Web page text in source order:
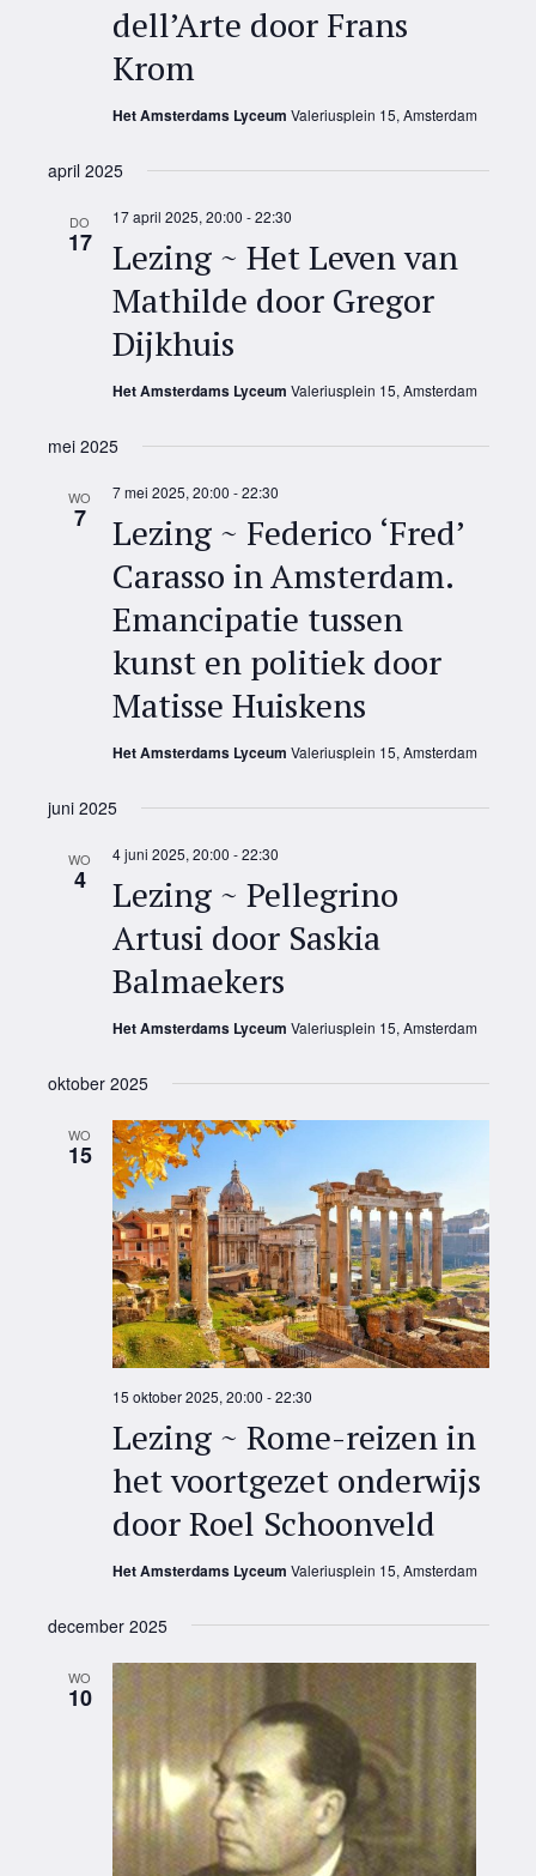
dell’Arte door Frans
Krom
Het Amsterdams Lyceum Valeriusplein 15, Amsterdam
april 2025
DO
17
17 april 2025, 20:00 -22:30
Lezing ~ Het Leven van
Mathilde door Gregor
Dijkhuis
Het Amsterdams Lyceum Valeriusplein 15, Amsterdam
mei 2025
WO
7
7 mei 2025, 20:00 -22:30
Lezing ~ Federico ‘Fred’
Carasso in Amsterdam.
Emancipatie tussen
kunst en politiek door
Matisse Huiskens
Het Amsterdams Lyceum Valeriusplein 15, Amsterdam
juni 2025
WO
4
4 juni 2025, 20:00 -22:30
Lezing ~ Pellegrino
Artusi door Saskia
Balmaekers
Het Amsterdams Lyceum Valeriusplein 15, Amsterdam
oktober 2025
WO
15
15 oktober 2025, 20:00 -22:30
Lezing ~ Rome-reizen in
het voortgezet onderwijs
door Roel Schoonveld
Het Amsterdams Lyceum Valeriusplein 15, Amsterdam
december 2025
WO
10